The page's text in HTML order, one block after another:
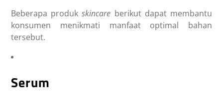
Beberapa produkskincare berikut dapat membantu
konsumen menikmati manfaat optimal bahan
tersebut.
Serum